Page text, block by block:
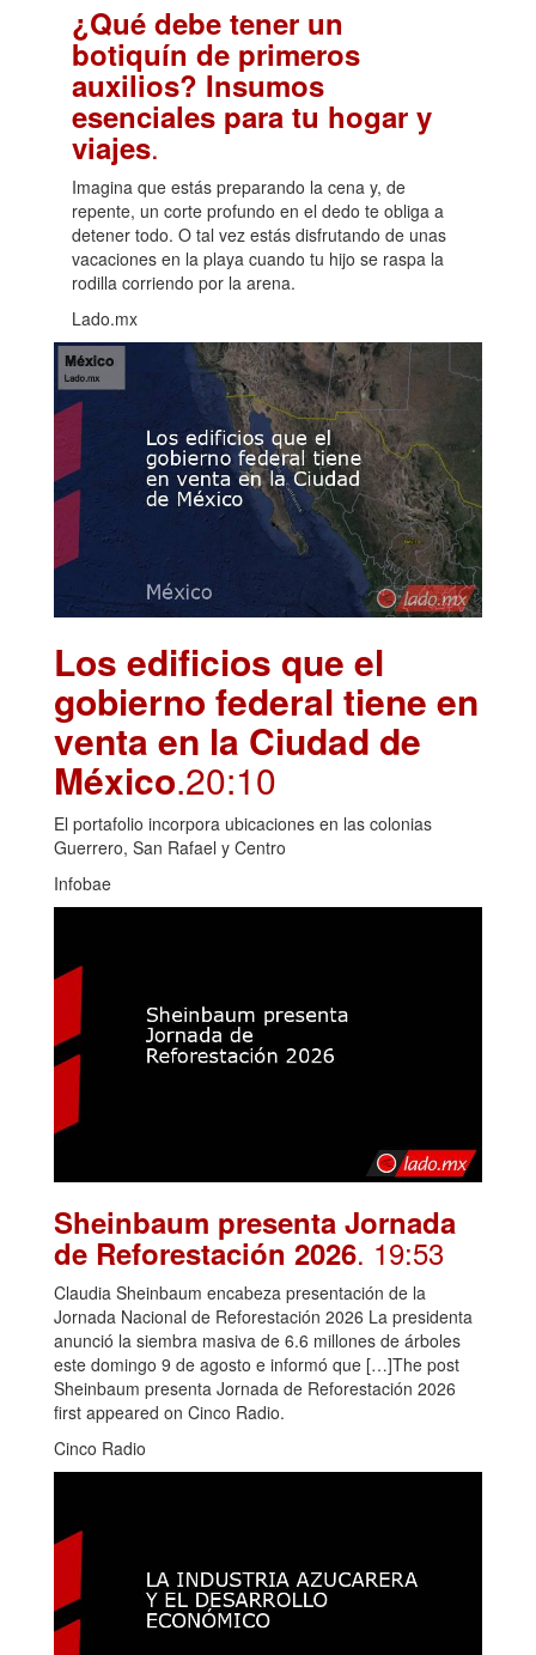
¿Qué debe tener un
botiquín de primeros
auxilios? Insumos
esenciales para tu hogar y
viajes.
Imagina que estás preparando la cena y, de
repente, un corte profundo en el dedo te obliga a
detener todo. O tal vez estás disfrutando de unas
vacaciones en la playa cuando tu hijo se raspa la
rodilla corriendo por la arena.
Lado.mx
Los edificios que el
gobierno federal tiene en
venta en la Ciudad de
México.20:10
El portafolio incorpora ubicaciones en las colonias
Guerrero, San Rafael y Centro
Infobae
Sheinbaum presenta Jornada
de Reforestación 2026. 19:53
Claudia Sheinbaum encabeza presentación de la
Jornada Nacional de Reforestación 2026 La presidenta
anunció la siembra masiva de 6.6 millones de árboles
este domingo 9 de agosto e informó que […]The post
Sheinbaum presenta Jornada de Reforestación 2026
first appeared on Cinco Radio.
Cinco Radio